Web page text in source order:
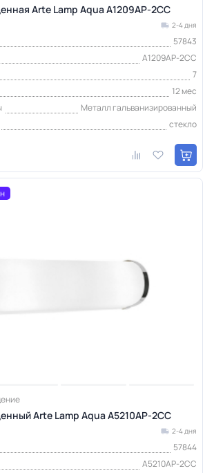
Arte Lamp Aqua A1209AP-2CC
2-4 дня
57843
A1209AP-2CC
7
12 мес
Металл гальванизированный
стекло
Arte Lamp Aqua A5210AP-2CC
2-4 дня
57844
A5210AP-2CC